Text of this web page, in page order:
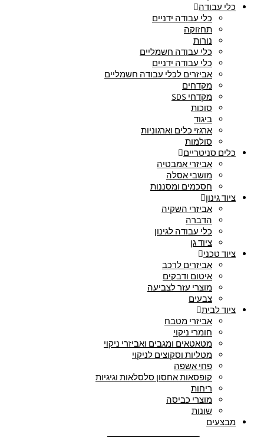
כלי עבודה
כלי עבודה ידניים
תחזוקה
נורות
כלי עבודה חשמליים
כלי עבודה ידניים
אביזרים לכלי עבודה חשמליים
מקדחים
מקדחי SDS
סוכות
ביגוד
ארגזי כלים וארגוניות
סולמות
כלים סניטריים
אביזרי אמבטיה
מושבי אסלה
חסכמים ומסננות
ציוד גינון
אביזרי השקיה
הדברה
כלי עבודה לגינון
ציוד גן
ציוד טכני
אביזרים לרכב
איטום ודבקים
מוצרי עזר לצביעה
צבעים
ציוד לבית
אביזרי מטבח
חומרי ניקוי
מטאטאים ומגבים ואביזרי ניקוי
מטליות וסקוצים לניקוי
פחי אשפה
קופסאות אחסון סלסלאות וגיגיות
ריחות
מוצרי כביסה
שונות
מבצעים